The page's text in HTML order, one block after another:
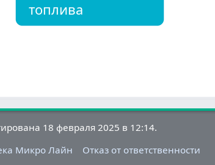
топлива
18 февраля 2025 в 12:14.
Микро Лайн Отказ от ответственности